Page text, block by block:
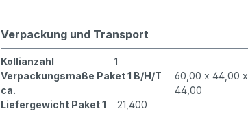
Verpackung und Transport
Kollianzahl
1
Verpackungsmaße Paket 1 B/H/T
ca.
60,00 x 44,00 x
44,00
Liefergewicht Paket 1
21,400